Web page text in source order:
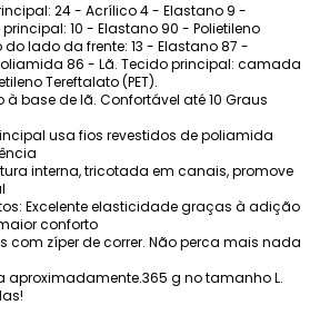
24 - Acrílico 4 - Elastano 9 -
10 - Elastano 90 - Polietileno
do lado da frente: 13 - Elastano 87 -
86 - Lã. Tecido principal: camada
Tereftalato (PET).
base de lã. Confortável até 10 Graus
usa fios revestidos de poliamida
interna, tricotada em canais, promove
Excelente elasticidade graças à adição
conforto
com zíper de correr. Não perca mais nada
aproximadamente.365 g no tamanho L.